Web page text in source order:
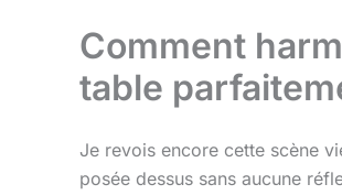
Comment
table
Je revois encore cette scène
posée dessus sans aucune